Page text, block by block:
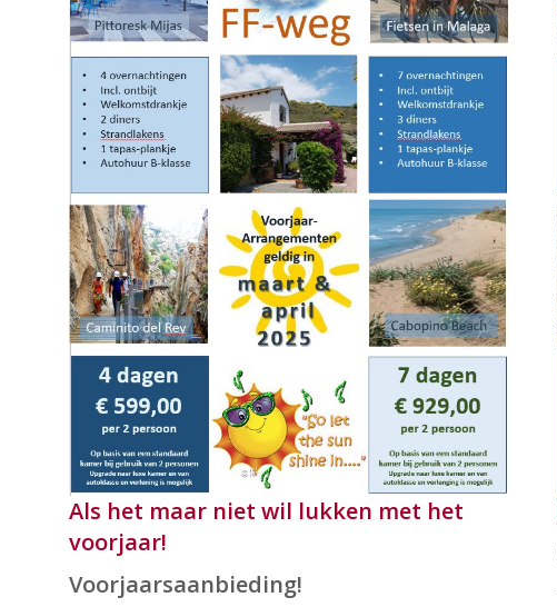
Als het maar niet wil lukken met het
voorjaar!
Voorjaarsaanbieding!